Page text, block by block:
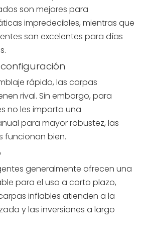
son mejores para
impredecibles, mientras que
son excelentes para días
rápido, las carpas
rival. Sin embargo, para
no les importa una
para mayor robustez, las
funcionan bien.
generalmente ofrecen una
para el uso a corto plazo,
inflables atienden a la
y las inversiones a largo